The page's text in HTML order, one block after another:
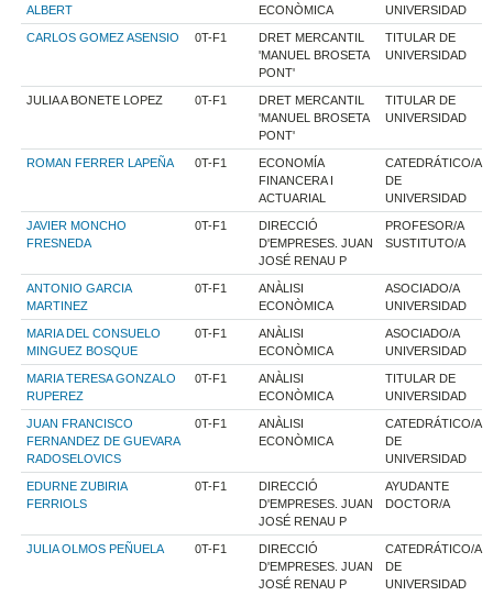
ALBERT
ECONÒMICA
UNIVERSIDAD
CARLOS GOMEZ ASENSIO 0T-F1
DRET MERCANTIL
'MANUEL BROSETA
PONT'
TITULAR DE
UNIVERSIDAD
JULIA A BONETE LOPEZ 0T-F1
DRET MERCANTIL
'MANUEL BROSETA
PONT'
TITULAR DE
UNIVERSIDAD
ROMAN FERRER LAPEÑA 0T-F1
ECONOMÍA
FINANCERA I
ACTUARIAL
CATEDRÁTICO/A
DE
UNIVERSIDAD
JAVIER MONCHO
FRESNEDA
0T-F1
DIRECCIÓ
D'EMPRESES. JUAN
JOSÉ RENAU P
PROFESOR/A
SUSTITUTO/A
ANTONIO GARCIA
MARTINEZ
0T-F1
ANÀLISI
ECONÒMICA
ASOCIADO/A
UNIVERSIDAD
MARIA DEL CONSUELO
MINGUEZ BOSQUE
0T-F1
ANÀLISI
ECONÒMICA
ASOCIADO/A
UNIVERSIDAD
MARIA TERESA GONZALO
RUPEREZ
0T-F1
ANÀLISI
ECONÒMICA
TITULAR DE
UNIVERSIDAD
JUAN FRANCISCO
FERNANDEZ DE GUEVARA
RADOSELOVICS
0T-F1
ANÀLISI
ECONÒMICA
CATEDRÁTICO/A
DE
UNIVERSIDAD
EDURNE ZUBIRIA
FERRIOLS
0T-F1
DIRECCIÓ
D'EMPRESES. JUAN
JOSÉ RENAU P
AYUDANTE
DOCTOR/A
JULIA OLMOS PEÑUELA 0T-F1
DIRECCIÓ
D'EMPRESES. JUAN
JOSÉ RENAU P
CATEDRÁTICO/A
DE
UNIVERSIDAD